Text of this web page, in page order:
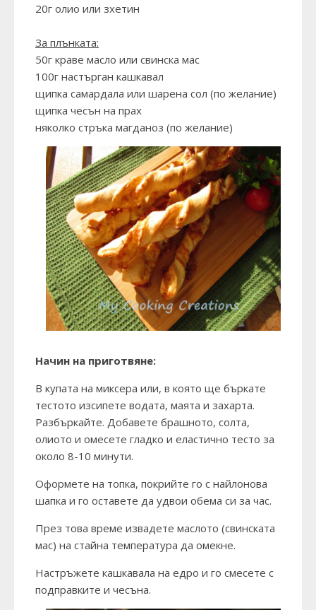
20г олио или зхетин
За плънката:
50г краве масло или свинска мас
100г настърган кашкавал
щипка самардала или шарена сол (по желание)
щипка чесън на прах
няколко стръка магданоз (по желание)
Начин на приготвяне:
В купата на миксера или, в която ще бъркате
тестото изсипете водата, маята и захарта.
Разбъркайте. Добавете брашното, солта,
олиото и омесете гладко и еластично тесто за
около 8-10 минути.
Оформете на топка, покрийте го с найлонова
шапка и го оставете да удвои обема си за час.
През това време извадете маслото (свинската
мас) на стайна температура да омекне.
Настръжете кашкавала на едро и го смесете с
подправките и чесъна.